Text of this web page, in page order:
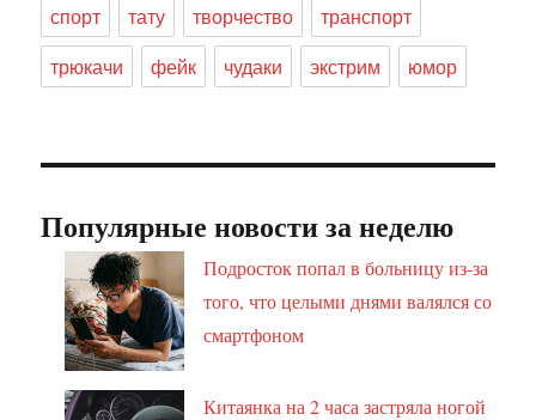
спорт
тату творчество
транспорт
трюкачи
фейк чудаки экстрим юмор
Популярные новости за неделю
Подросток попал в больницу из-за
того, что целыми днями валялся со
смартфоном
Китаянка на 2 часа застряла ногой